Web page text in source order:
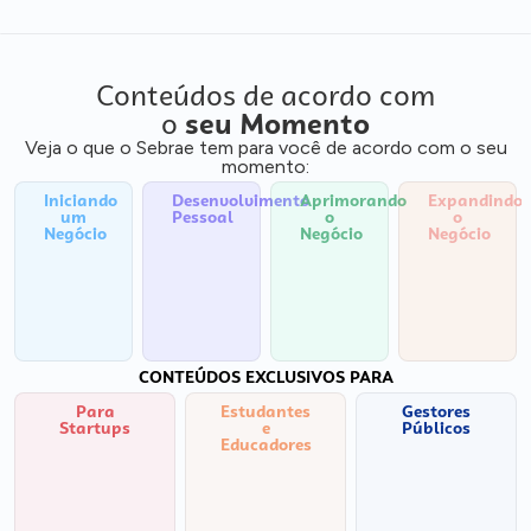
Conteúdos de acordo com
o seu Momento
Veja o que o Sebrae tem para você de acordo com o seu
momento:
Iniciando
um
Negócio
Desenvolvimento
Pessoal
Aprimorando
o
Negócio
Expandindo
o
Negócio
CONTEÚDOS EXCLUSIVOS PARA
Para
Startups
Estudantes
e
Educadores
Gestores
Públicos